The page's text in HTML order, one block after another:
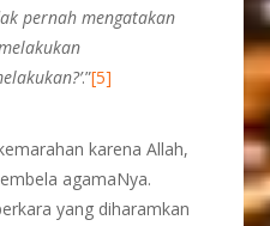
pernah mengatakan
.”[5]
karena Allah,
agamaNya.
yang diharamkan